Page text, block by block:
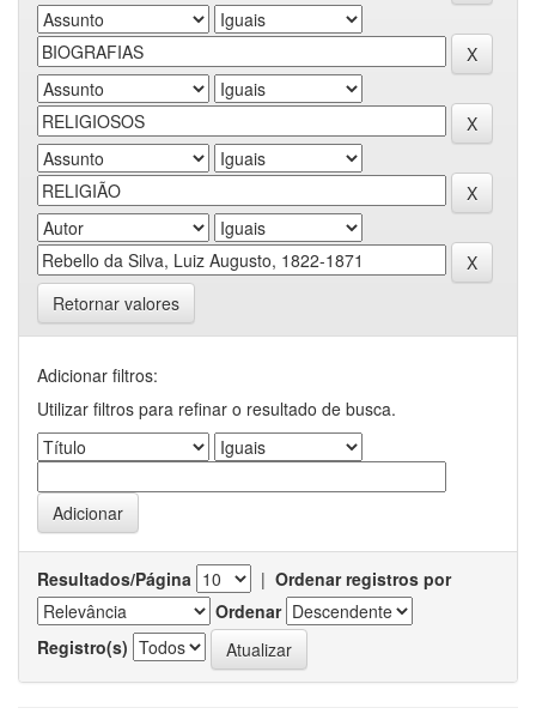
Retornar valores
Adicionar filtros:
Utilizar filtros para refinar o resultado de busca.
Resultados/Página | Ordenar registros por
Ordenar
Registro(s)